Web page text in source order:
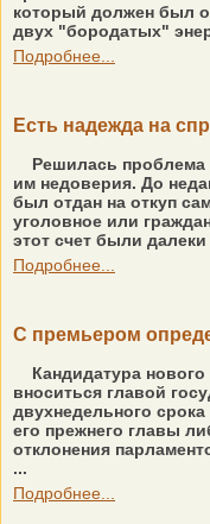
который должен был
двух "бородатых"
Подробнее...
Есть надежда на
Решилась проблема
им недоверия. До
был отдан на откуп
уголовное или
этот счет были
Подробнее...
С премьером
Кандидатура
вноситься главой
двухнедельного
его прежнего главы
отклонения
...
Подробнее...